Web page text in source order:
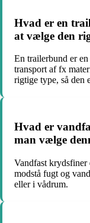
Hvad er en
at vælge den
En trailerbund er
transport af fx
rigtige type, så den
Hvad er
man vælge
Vandfast krydsfiner
modstå fugt og
eller i vådrum.